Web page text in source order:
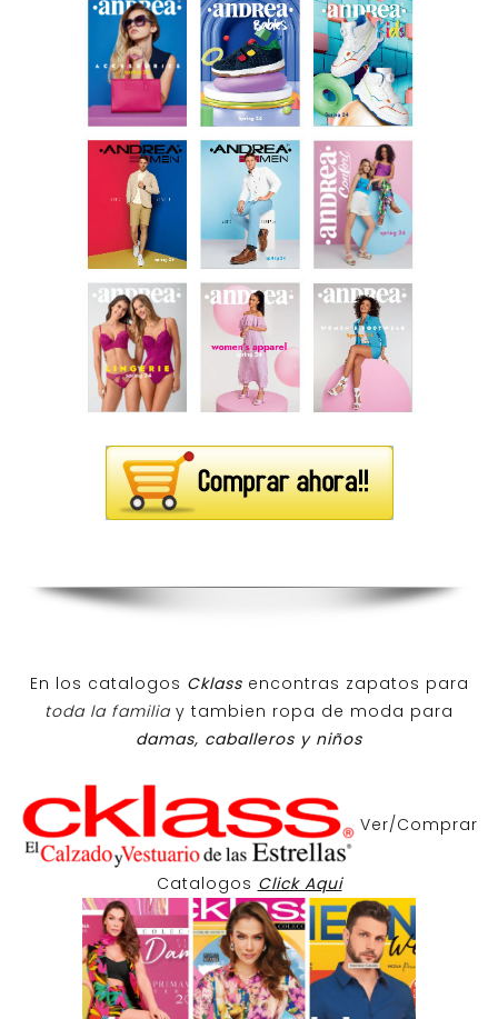
En los catalogos Cklass encontras zapatos para
toda la familiay tambien ropa de moda para
damas, caballeros y niños
Ver/Comprar
Catalogos Click Aqui